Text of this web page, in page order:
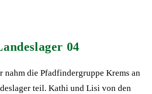
04
nahm die Pfadfindergruppe Krems an
teil. Kathi und Lisi von den